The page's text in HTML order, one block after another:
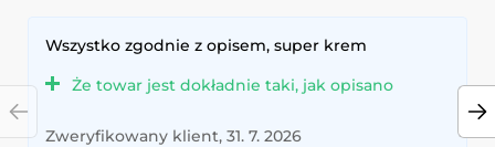
Wszystko zgodnie z opisem, super krem
Że towar jest dokładnie taki, jak opisano
Zweryfikowany klient, 31. 7. 2026